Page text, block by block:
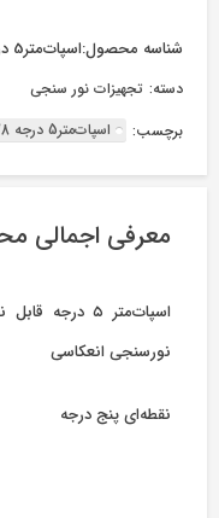
شناسه محصول:اسپات‌متر5 درجه L478 ///4
دسته: تجهیزات نور سنجی
برچسب:
اسپات‌متر5 درجه L478
معرفی اجمالی
نورسنجی انعکاسی
نقطه‌ای پنج درجه